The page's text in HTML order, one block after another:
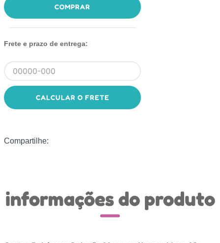
COMPRAR
Frete e prazo de entrega:
CALCULAR O FRETE
Compartilhe:
informações do produto